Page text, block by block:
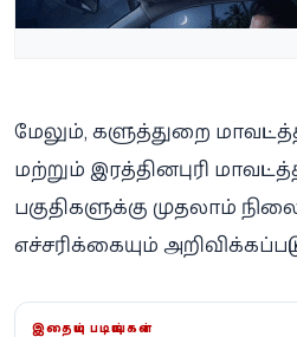
மேலும், களுத்துறை
மற்றும் இரத்தினபுரி
பகுதிகளுக்கு முதலாம்
எச்சரிக்கையும்
இதையும் படியுங்கள்